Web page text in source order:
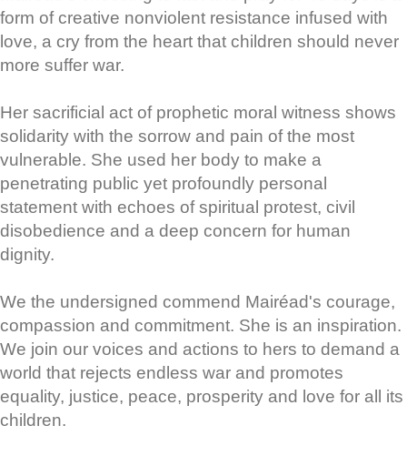
form of creative nonviolent resistance infused with
love, a cry from the heart that children should never
more suffer war.
Her sacrificial act of prophetic moral witness shows
solidarity with the sorrow and pain of the most
vulnerable. She used her body to make a
penetrating public yet profoundly personal
statement with echoes of spiritual protest, civil
disobedience and a deep concern for human
dignity.
We the undersigned commend Mairéad's courage,
compassion and commitment. She is an inspiration.
We join our voices and actions to hers to demand a
world that rejects endless war and promotes
equality, justice, peace, prosperity and love for all its
children.